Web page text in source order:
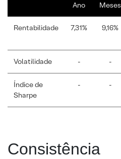
Ano
Meses
Rentabilidade 7,31% 9,16%
Volatilidade - -
Índice de
Sharpe
- -
Consistência